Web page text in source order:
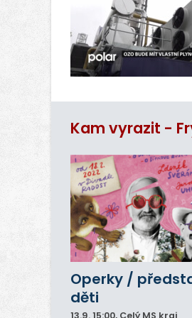
Kam vyrazit -
Operky /
děti